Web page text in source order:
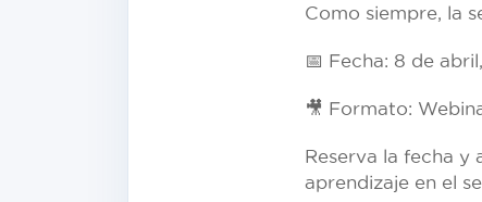
Como siempre, la
📅 Fecha: 8 de
🎥 Formato:
Reserva la fecha y
aprendizaje en el